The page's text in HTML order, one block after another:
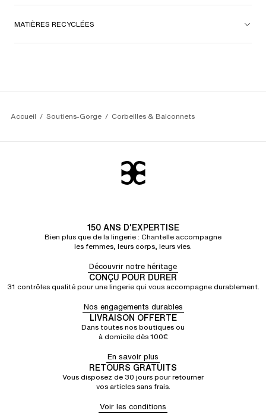
MATIÈRES RECYCLÉES
Accueil Soutiens-Gorge Corbeilles & Balconnets
150 ANS D'EXPERTISE
Bien plus que de la lingerie : Chantelle accompagne
les femmes, leurs corps, leurs vies.
Découvrir notre héritage
CONÇU POUR DURER
31 contrôles qualité pour une lingerie qui vous accompagne durablement.
Nos engagements durables
LIVRAISON OFFERTE
Dans toutes nos boutiques ou
à domicile dès 100€
En savoir plus
RETOURS GRATUITS
Vous disposez de 30 jours pour retourner
vos articles sans frais.
Voir les conditions